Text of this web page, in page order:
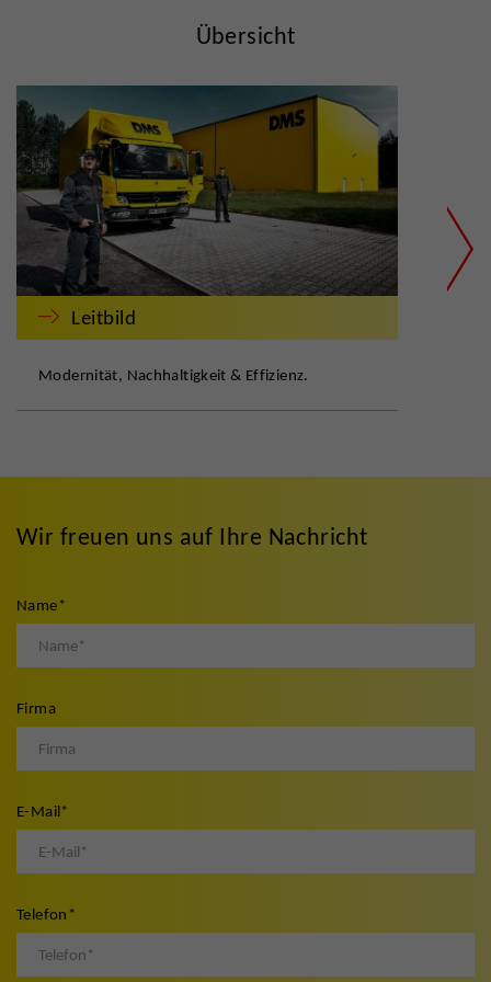
Übersicht
Leitbild
Modernität, Nachhaltigkeit & Effizienz.
Wir freuen uns auf Ihre Nachricht
Name*
Firma
E-Mail*
Telefon *